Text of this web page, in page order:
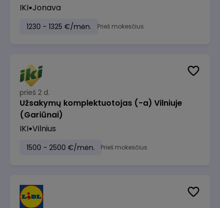
IKI Jonava
1230 - 1325 €/mėn. Prieš mokesčius
prieš 2 d.
Užsakymų komplektuotojas (-a) Vilniuje
(Gariūnai)
IKI Vilnius
1500 - 2500 €/mėn. Prieš mokesčius